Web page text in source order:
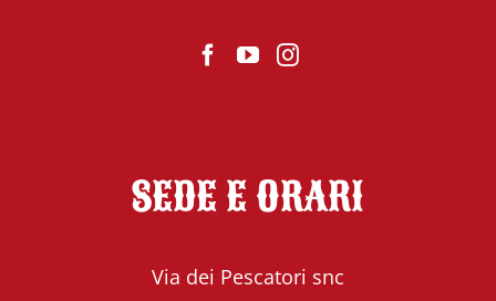
SEDE E ORARI
Via dei Pescatori snc